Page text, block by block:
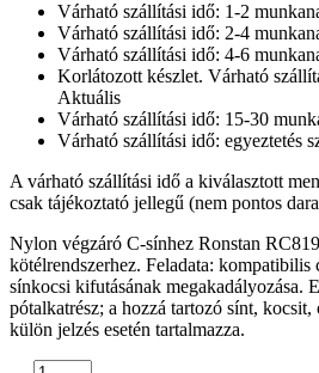
Várható szállítási idő: 1-2
Várható szállítási idő: 2-4
Várható szállítási idő: 4-6
Korlátozott készlet. Várható
Aktuális
Várható szállítási idő: 15-30
Várható szállítási idő: egyeztetés
A várható szállítási idő a kiválasztott
csak tájékoztató jellegű (nem pontos
Nylon végzáró C-sínhez Ronstan
kötélrendszerhez. Feladata: kompatibilis
sínkocsi kifutásának megakadályozása.
pótalkatrész; a hozzá tartozó sínt,
külön jelzés esetén tartalmazza.